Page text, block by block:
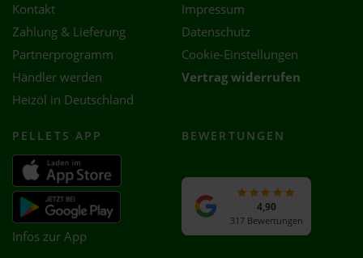
Kontakt
Zahlung & Lieferung
Partnerprogramm
Händler werden
Heizöl in Deutschland
Impressum
Datenschutz
Cookie-Einstellungen
Vertrag widerrufen
PELLETS APP
Infos zur App
BEWERTUNGEN
4,90
317 Bewertungen